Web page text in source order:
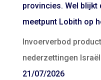
provincies. Wel blijkt
meetpunt Lobith op
Invoerverbod
nederzettingen
21/07/2026